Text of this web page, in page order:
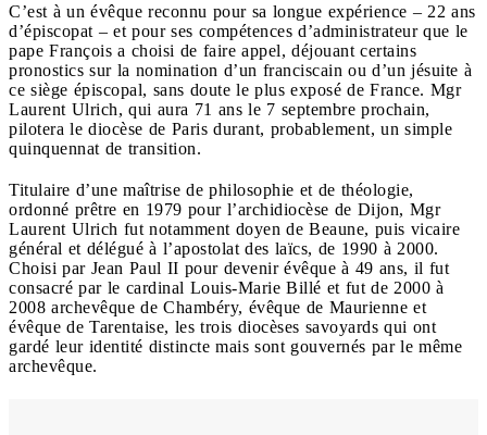
C’est à un évêque reconnu pour sa longue expérience – 22 ans
d’épiscopat – et pour ses compétences d’administrateur que le
pape François a choisi de faire appel, déjouant certains
pronostics sur la nomination d’un franciscain ou d’un jésuite à
ce siège épiscopal, sans doute le plus exposé de France. Mgr
Laurent Ulrich, qui aura 71 ans le 7 septembre prochain,
pilotera le diocèse de Paris durant, probablement, un simple
quinquennat de transition.
Titulaire d’une maîtrise de philosophie et de théologie,
ordonné prêtre en 1979 pour l’archidiocèse de Dijon, Mgr
Laurent Ulrich fut notamment doyen de Beaune, puis vicaire
général et délégué à l’apostolat des laïcs, de 1990 à 2000.
Choisi par Jean Paul II pour devenir évêque à 49 ans, il fut
consacré par le cardinal Louis-Marie Billé et fut de 2000 à
2008 archevêque de Chambéry, évêque de Maurienne et
évêque de Tarentaise, les trois diocèses savoyards qui ont
gardé leur identité distincte mais sont gouvernés par le même
archevêque.